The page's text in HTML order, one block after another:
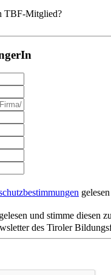
TBF-Mitglied?
gelesen und stimme diesen
des Tiroler